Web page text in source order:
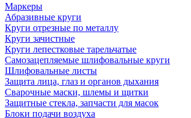
Маркеры
Абразивные круги
Круги отрезные по металлу
Круги зачистные
Круги лепестковые тарельчатые
Самозацепляемые шлифовальные круги
Шлифовальные листы
Защита лица, глаз и органов дыхания
Сварочные маски, шлемы и щитки
Защитные стекла, запчасти для масок
Блоки подачи воздуха